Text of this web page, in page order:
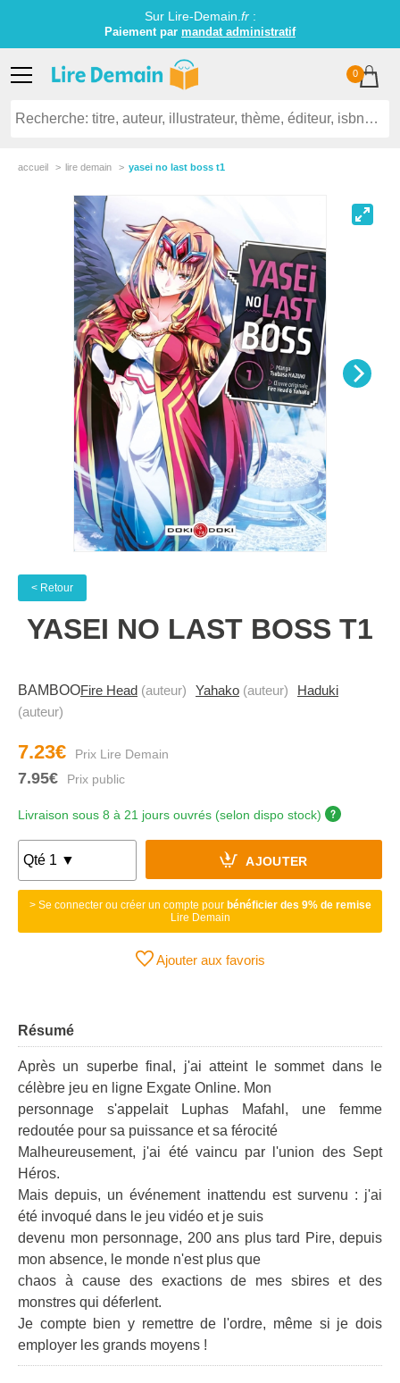
Sur Lire-Demain. fr:
Paiement par mandat administratif
0
accueil lire demain yasei no last boss t1
< Retour
YASEI NO LAST BOSS T1
BAMBOOFire Head (auteur) Yahako (auteur)
Haduki
(auteur)
7.23€
7.95€
Livraison sous 8 à 21 jours ouvrés (selon dispo stock)
AJOUTER
> Se connecter ou créer un compte pour bénéficier des 9% de remise
Lire Demain
Ajouter aux favoris
Résumé
Après un superbe final, j'ai atteint le sommet dans le
célèbre jeu en ligne Exgate Online. Mon
personnage s'appelait Luphas Mafahl, une femme
redoutée pour sa puissance et sa férocité
Malheureusement, j'ai été vaincu par l'union des Sept
Héros.
Mais depuis, un événement inattendu est survenu : j'ai
été invoqué dans le jeu vidéo et je suis
devenu mon personnage, 200 ans plus tard Pire, depuis
mon absence, le monde n'est plus que
chaos à cause des exactions de mes sbires et des
monstres qui déferlent.
Je compte bien y remettre de l'ordre, même si je dois
employer les grands moyens !